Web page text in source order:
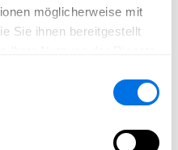
möglicherweise mit
Sie ihnen bereitgestellt